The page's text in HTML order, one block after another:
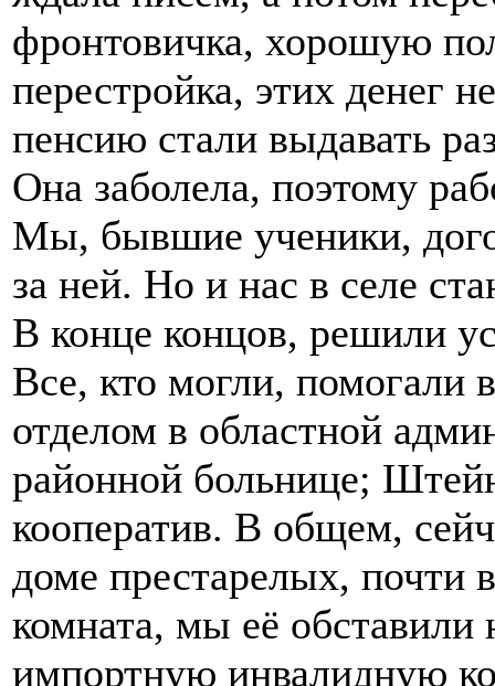
фронтовичка, хорошую
перестройка, этих денег
пенсию стали выдавать
Она заболела, поэтому
Мы, бывшие ученики,
за ней. Но и нас в селе
В конце концов, решили
Все, кто могли, помогали
отделом в областной
районной больнице;
кооператив. В общем,
доме престарелых, почти
комната, мы её
импортную инвалидную